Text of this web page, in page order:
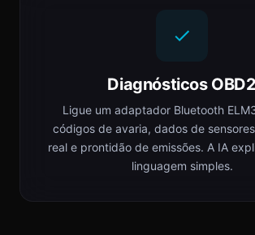
Diagnósticos OBD2
Ligue um adaptador Bluetooth
códigos de avaria, dados de
real e prontidão de emissões. A IA
linguagem simples.